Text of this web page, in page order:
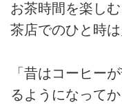
お茶時間を楽し
茶店でのひと時は
「昔はコーヒー
るようになって